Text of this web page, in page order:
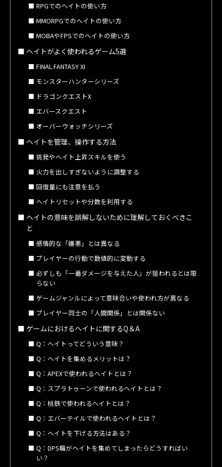
RPGでのヘイトの使い方
MMORPGでのヘイトの使い方
MOBAやFPSでのヘイトの使い方
ヘイトがよく使われるゲーム5選
FINAL FANTASY XI
モンスターハンターシリーズ
ドラゴンクエストX
エバースクエスト
オーバーウォッチシリーズ
ヘイトを管理、操作する方法
挑発やヘイト上昇スキルを使う
火力を出しすぎないように調整する
回復量にも注意を払う
ヘイトリセットや分散を利用する
ヘイトの意味を誤解しないために理解しておくべきこ
と
感情的な「嫌悪」とは異なる
プレイヤーの行動で数値的に変動する
必ずしも「一番ダメージを与えた人」が狙われるとは限
らない
ゲームジャンルによって意味合いや使われ方が異なる
プレイヤー同士の「人間関係」とは関係ない
ゲームにおけるヘイトに関するQ＆A
Q：ヘイトってどういう意味？
Q：ヘイトを集めるメリットは？
Q：APEXで使われるヘイトとは？
Q：スプラトゥーンで使われるヘイトとは？
Q：桃鉄で使われるヘイトとは？
Q：エバーテイルで使われるヘイトとは？
Q：ヘイトを下げる方法はある？
Q：DPS職がヘイトを集めてしまったらどうすればい
い？